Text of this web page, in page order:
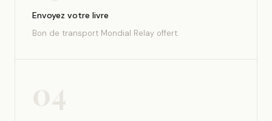
Envoyez votre livre
Bon de transport Mondial Relay offert.
04